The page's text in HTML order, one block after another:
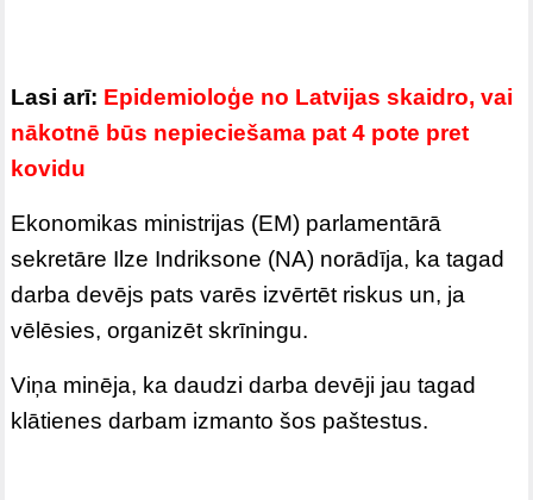
Lasi arī: Epidemioloģe no Latvijas skaidro, vai
nākotnē būs nepieciešama pat 4 pote pret
kovidu
Ekonomikas ministrijas (EM) parlamentārā
sekretāre Ilze Indriksone (NA) norādīja, ka tagad
darba devējs pats varēs izvērtēt riskus un, ja
vēlēsies, organizēt skrīningu.
Viņa minēja, ka daudzi darba devēji jau tagad
klātienes darbam izmanto šos paštestus.